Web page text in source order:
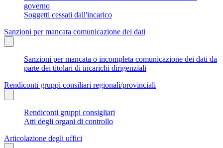
governo
Soggetti cessati dall'incarico
Sanzioni per mancata comunicazione dei dati
Sanzioni per mancata o incompleta comunicazione dei dati da
parte dei titolari di incarichi dirigenziali
Rendiconti gruppi consiliari regionali/provinciali
Rendiconti gruppi consigliari
Atti degli organi di controllo
Articolazione degli uffici